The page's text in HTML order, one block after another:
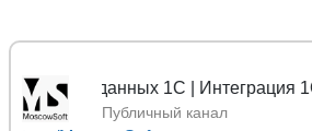
данных 1С | Интеграция 1С с
Публичный канал